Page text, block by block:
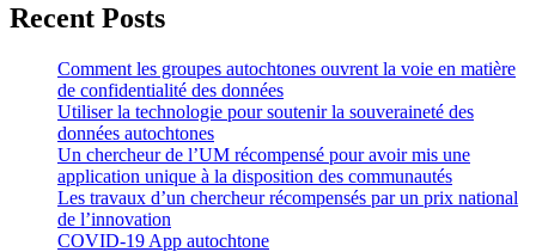
Recent Posts
Comment les groupes autochtones ouvrent la voie en matière
de confidentialité des données
Utiliser la technologie pour soutenir la souveraineté des
données autochtones
Un chercheur de l’UM récompensé pour avoir mis une
application unique à la disposition des communautés
Les travaux d’un chercheur récompensés par un prix national
de l’innovation
COVID-19 App autochtone